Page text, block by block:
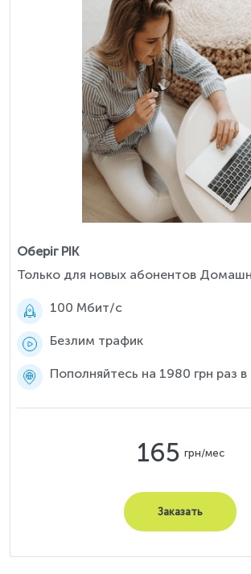
Оберіг РІК
Только для новых абонентов
100 Мбит/c
Безлим трафик
Пополняйтесь на 1980 грн раз
165 грн/мес
Заказать